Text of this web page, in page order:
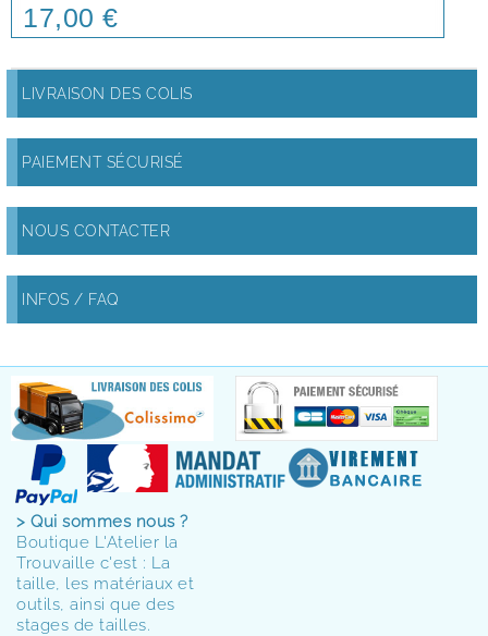
Price
17,00 €
LIVRAISON DES COLIS
PAIEMENT SÉCURISÉ
NOUS CONTACTER
INFOS / FAQ
> Qui sommes nous ?
Boutique L'Atelier la
Trouvaille c'est : La
taille, les matériaux et
outils, ainsi que des
stages de tailles.